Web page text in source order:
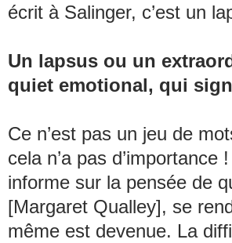
écrit à Salinger, c’est un
Un lapsus ou un
quiet emotional, qui
Ce n’est pas un jeu de
cela n’a pas d’importance
informe sur la pensée de
[Margaret Qualley], se
même est devenue. La